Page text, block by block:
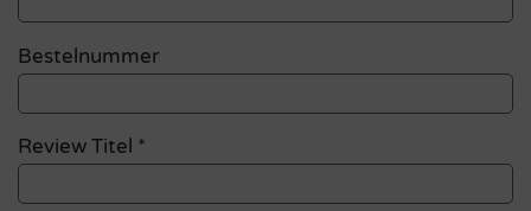
Bestelnummer
Review Titel *